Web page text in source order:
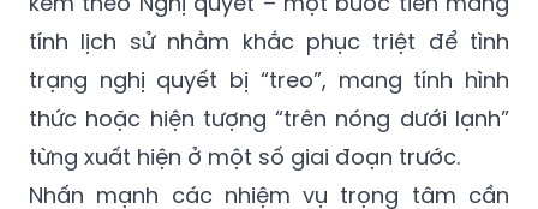
tính lịch sử nhằm khắc phục triệt để tình
trạng nghị quyết bị “treo”, mang tính hình
thức hoặc hiện tượng “trên nóng dưới lạnh”
từng xuất hiện ở một số giai đoạn trước.
Nhấn mạnh các nhiệm vụ trọng tâm cần